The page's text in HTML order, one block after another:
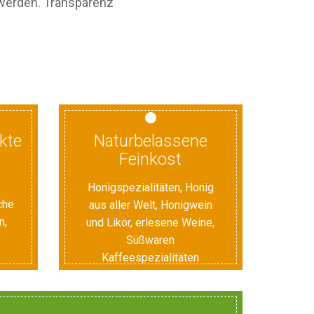
Naturbelassene
Feinkost
Honigspezialitäten, Honig
aus aller Welt, Honigwein
und Likör, erlesene Weine,
Süßwaren
Kaffeespezialitäten